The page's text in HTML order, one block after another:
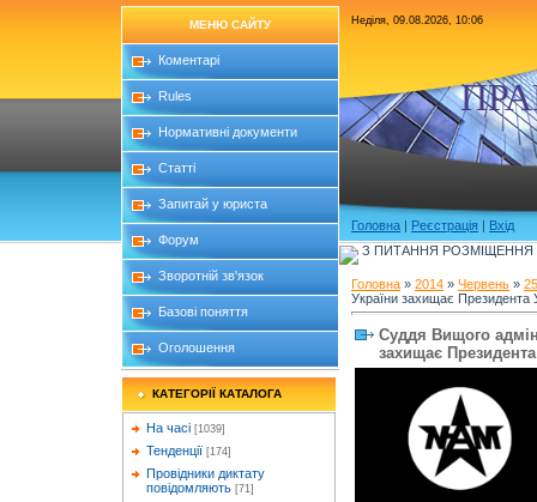
МЕНЮ САЙТУ
Коментарі
Rules
Нормативні документи
Статті
Запитай у юриста
Форум
Зворотній зв'язок
Базові поняття
Оголошення
КАТЕГОРІЇ КАТАЛОГА
На часі [1039]
Тенденції [174]
Провідники диктату
повідомляють [71]
Неділя, 09.08.2026, 10:06
Головна | Реєстрація | Вхід
З ПИТАННЯ РОЗМІЩЕННЯ
Головна » 2014 » Червень » 25
України захищає Президента
Суддя Вищого
захищає